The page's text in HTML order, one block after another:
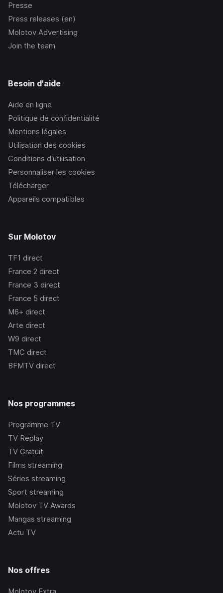
Presse
Press releases (en)
Molotov Advertising
Join the team
Besoin d'aide
Aide en ligne
Politique de confidentialité
Mentions légales
Utilisation des cookies
Conditions d’utilisation
Personnaliser les cookies
Télécharger
Appareils compatibles
Sur Molotov
TF1 direct
France 2 direct
France 3 direct
France 5 direct
M6+ direct
Arte direct
W9 direct
TMC direct
BFMTV direct
Nos programmes
Programme TV
TV Replay
TV Gratuit
Films streaming
Séries streaming
Sport streaming
Molotov TV Awards
Mangas streaming
Actu TV
Nos offres